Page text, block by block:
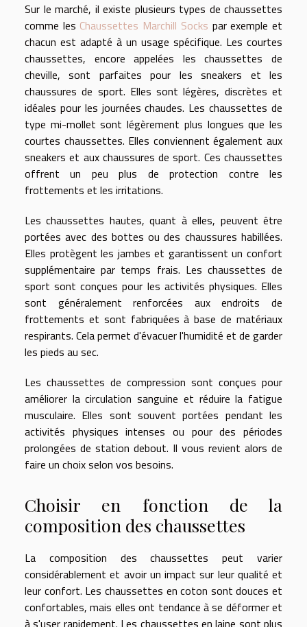
Sur le marché, il existe plusieurs types de chaussettes
comme les Chaussettes Marchill Socks par exemple et
chacun est adapté à un usage spécifique. Les courtes
chaussettes, encore appelées les chaussettes de
cheville, sont parfaites pour les sneakers et les
chaussures de sport. Elles sont légères, discrètes et
idéales pour les journées chaudes. Les chaussettes de
type mi-mollet sont légèrement plus longues que les
courtes chaussettes. Elles conviennent également aux
sneakers et aux chaussures de sport. Ces chaussettes
offrent un peu plus de protection contre les
frottements et les irritations.
Les chaussettes hautes, quant à elles, peuvent être
portées avec des bottes ou des chaussures habillées.
Elles protègent les jambes et garantissent un confort
supplémentaire par temps frais. Les chaussettes de
sport sont conçues pour les activités physiques. Elles
sont généralement renforcées aux endroits de
frottements et sont fabriquées à base de matériaux
respirants. Cela permet d'évacuer l'humidité et de garder
les pieds au sec.
Les chaussettes de compression sont conçues pour
améliorer la circulation sanguine et réduire la fatigue
musculaire. Elles sont souvent portées pendant les
activités physiques intenses ou pour des périodes
prolongées de station debout. Il vous revient alors de
faire un choix selon vos besoins.
Choisir en fonction de la
composition des chaussettes
La composition des chaussettes peut varier
considérablement et avoir un impact sur leur qualité et
leur confort. Les chaussettes en coton sont douces et
confortables, mais elles ont tendance à se déformer et
à s'user rapidement. Les chaussettes en laine sont plus